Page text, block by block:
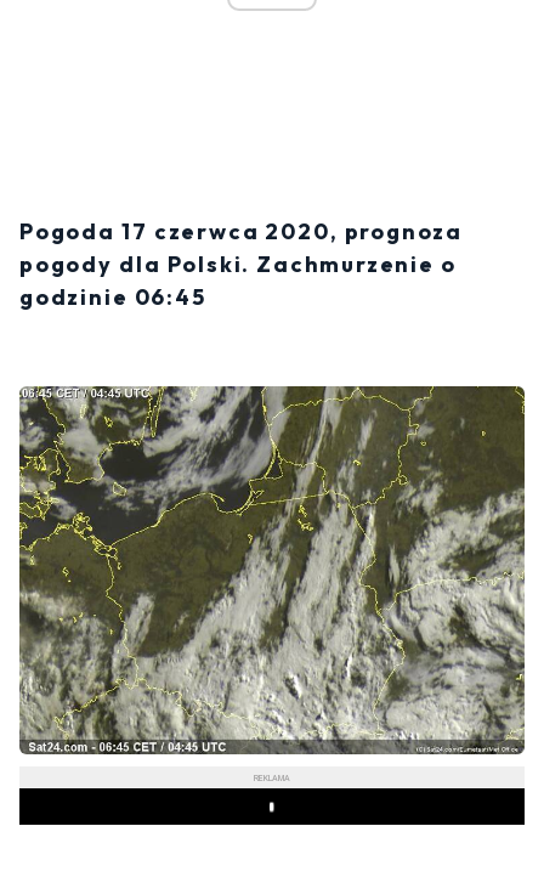
Pogoda 17 czerwca 2020, prognoza
pogody dla Polski. Zachmurzenie o
godzinie 06:45
REKLAMA
Play